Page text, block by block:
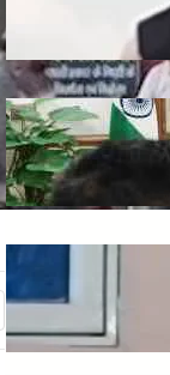
July 10, 2026
Water:
सचिव ने
July 9, 2026